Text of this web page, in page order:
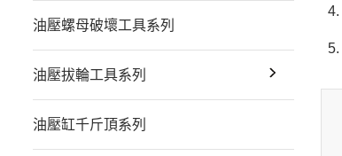
油壓螺母破壞工具系列
油壓拔輪工具系列
油壓缸千斤頂系列